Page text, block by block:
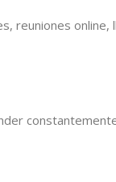
reuniones